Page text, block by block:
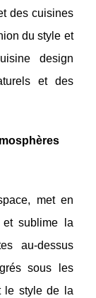
des cuisines
du style et
design
et des
met en
sublime la
au-dessus
sous les
le style de la